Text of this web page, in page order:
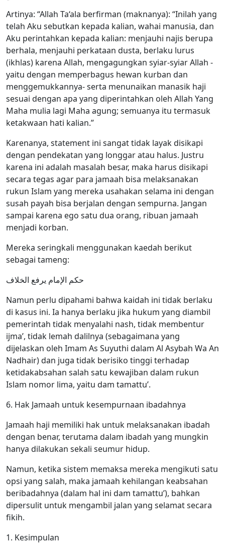
Artinya: “Allah Ta‘ala berfirman (maknanya): “Inilah yang
telah Aku sebutkan kepada kalian, wahai manusia, dan
Aku perintahkan kepada kalian: menjauhi najis berupa
berhala, menjauhi perkataan dusta, berlaku lurus
(ikhlas) karena Allah, mengagungkan syiar-syiar Allah -
yaitu dengan memperbagus hewan kurban dan
menggemukkannya- serta menunaikan manasik haji
sesuai dengan apa yang diperintahkan oleh Allah Yang
Maha mulia lagi Maha agung; semuanya itu termasuk
ketakwaan hati kalian.”
Karenanya, statement ini sangat tidak layak disikapi
dengan pendekatan yang longgar atau halus. Justru
karena ini adalah masalah besar, maka harus disikapi
secara tegas agar para jamaah bisa melaksanakan
rukun Islam yang mereka usahakan selama ini dengan
susah payah bisa berjalan dengan sempurna. Jangan
sampai karena ego satu dua orang, ribuan jamaah
menjadi korban.
Mereka seringkali menggunakan kaedah berikut
sebagai tameng:
حكم الإمام يرفع الخلاف
Namun perlu dipahami bahwa kaidah ini tidak berlaku
di kasus ini. Ia hanya berlaku jika hukum yang diambil
pemerintah tidak menyalahi nash, tidak membentur
ijma’, tidak lemah dalilnya (sebagaimana yang
dijelaskan oleh Imam As Suyuthi dalam Al Asybah Wa An
Nadhair) dan juga tidak berisiko tinggi terhadap
ketidakabsahan salah satu kewajiban dalam rukun
Islam nomor lima, yaitu dam tamattu’.
6. Hak Jamaah untuk kesempurnaan ibadahnya
Jamaah haji memiliki hak untuk melaksanakan ibadah
dengan benar, terutama dalam ibadah yang mungkin
hanya dilakukan sekali seumur hidup.
Namun, ketika sistem memaksa mereka mengikuti satu
opsi yang salah, maka jamaah kehilangan keabsahan
beribadahnya (dalam hal ini dam tamattu’), bahkan
dipersulit untuk mengambil jalan yang selamat secara
fikih.
1. Kesimpulan